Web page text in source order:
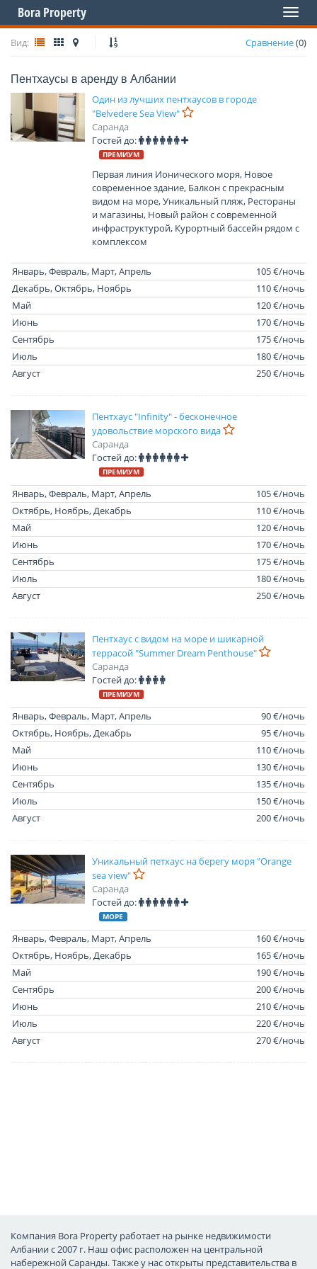
Toggle
Bora Property
Вид: Сравнение(0)
Пентхаусы в аренду в Албании
Один из лучших пентхаусов в городе
"Belvedere Sea View"
Саранда
Гостей до:
ПРЕМИУМ
Первая линия Ионического моря, Новое
современное здание, Балкон с прекрасным
видом на море, Уникальный пляж, Рестораны
и магазины, Новый район с современной
инфраструктурой, Курортный бассейн рядом с
комплексом
Январь, Февраль, Март, Апрель
105 €/ночь
Декабрь, Октябрь, Ноябрь
110 €/ночь
Май
120 €/ночь
Июнь
170 €/ночь
Сентябрь
175 €/ночь
Июль
180 €/ночь
Август
250 €/ночь
Пентхаус "Infinity" - бесконечное
удовольствие морского вида
Саранда
Гостей до:
ПРЕМИУМ
Январь, Февраль, Март, Апрель
105 €/ночь
Октябрь, Ноябрь, Декабрь
110 €/ночь
Май
120 €/ночь
Июнь
170 €/ночь
Сентябрь
175 €/ночь
Июль
180 €/ночь
Август
250 €/ночь
Пентхаус с видом на море и шикарной
террасой "Summer Dream Penthouse"
Саранда
Гостей до:
ПРЕМИУМ
Январь, Февраль, Март, Апрель
90 €/ночь
Октябрь, Ноябрь, Декабрь
95 €/ночь
Май
110 €/ночь
Июнь
130 €/ночь
Сентябрь
135 €/ночь
Июль
150 €/ночь
Август
200 €/ночь
Уникальный петхаус на берегу моря "Orange
sea view"
Саранда
Гостей до:
МОРЕ
Январь, Февраль, Март, Апрель
160 €/ночь
Октябрь, Ноябрь, Декабрь
165 €/ночь
Май
190 €/ночь
Сентябрь
200 €/ночь
Июнь
210 €/ночь
Июль
220 €/ночь
Август
270 €/ночь
Компания Bora Property работает на рынке недвижимости
Албании с 2007 г. Наш офис расположен на центральной
набережной Саранды. Также у нас открыты представительства в